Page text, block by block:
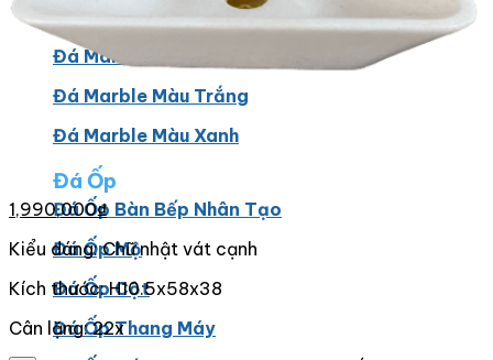
Đá Marble Màu Đỏ
Đá Marble Màu Vàng
Đá Marble Màu Trắng
Đá Marble Màu Xanh
Đá Ốp
Đá Ốp Bàn Bếp Nhân Tạo​
Đá Ốp Mộ
Đá Ốp Cột
Đá Ốp Thang Máy
1,990,000₫
Kiểu dáng: Chữ nhật vát cạnh
Kích thước: H10.5x58x38
Cân lặng: 22x